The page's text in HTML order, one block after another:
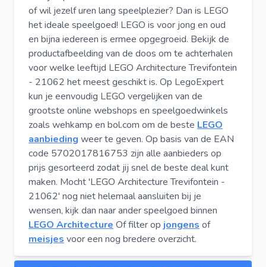
of wil jezelf uren lang speelplezier? Dan is LEGO
het ideale speelgoed! LEGO is voor jong en oud
en bijna iedereen is ermee opgegroeid. Bekijk de
productafbeelding van de doos om te achterhalen
voor welke leeftijd LEGO Architecture Trevifontein
- 21062 het meest geschikt is. Op LegoExpert
kun je eenvoudig LEGO vergelijken van de
grootste online webshops en speelgoedwinkels
zoals wehkamp en bol.com om de beste LEGO
aanbieding weer te geven. Op basis van de EAN
code 5702017816753 zijn alle aanbieders op
prijs gesorteerd zodat jij snel de beste deal kunt
maken. Mocht 'LEGO Architecture Trevifontein -
21062' nog niet helemaal aansluiten bij je
wensen, kijk dan naar ander speelgoed binnen
LEGO Architecture Of filter op jongens of
meisjes voor een nog bredere overzicht.